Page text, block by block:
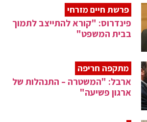
פרשת חיים מזרחי
פינדרוס: "קורא להתייצב לתמוך
בבית המשפט"
מתקפה חריפה
ארבל: "המשטרה – התנהלות של
ארגון פשיעה"